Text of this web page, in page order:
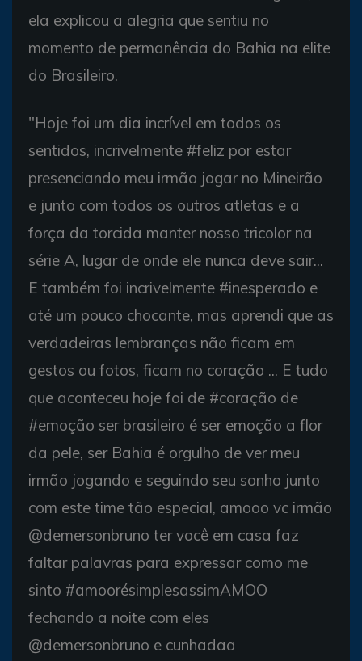
ela explicou a alegria que sentiu no
momento de permanência do Bahia na elite
do Brasileiro.
"Hoje foi um dia incrível em todos os
sentidos, incrivelmente #feliz por estar
presenciando meu irmão jogar no Mineirão
e junto com todos os outros atletas e a
força da torcida manter nosso tricolor na
série A, lugar de onde ele nunca deve sair...
E também foi incrivelmente #inesperado e
até um pouco chocante, mas aprendi que as
verdadeiras lembranças não ficam em
gestos ou fotos, ficam no coração ... E tudo
que aconteceu hoje foi de #coração de
#emoção ser brasileiro é ser emoção a flor
da pele, ser Bahia é orgulho de ver meu
irmão jogando e seguindo seu sonho junto
com este time tão especial, amooo vc irmão
@demersonbruno ter você em casa faz
faltar palavras para expressar como me
sinto #amoorésimplesassimAMOO
fechando a noite com eles
@demersonbruno e cunhadaa